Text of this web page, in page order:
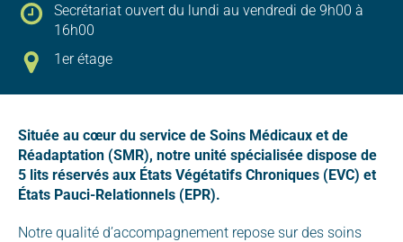
Secrétariat ouvert du lundi au vendredi de 9h00 à
16h00
1er étage
Située au cœur du service de Soins Médicaux et de
Réadaptation (SMR), notre unité spécialisée dispose de
5 lits réservés aux États Végétatifs Chroniques (EVC) et
États Pauci-Relationnels (EPR).
Notre qualité d’accompagnement repose sur des soins